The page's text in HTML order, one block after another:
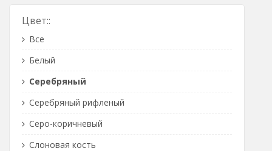
Розетки акустика
Розетки Интернет
Цвет::
Все
Белый
Серебряный
Серебряный рифленый
Серо-коричневый
Слоновая кость